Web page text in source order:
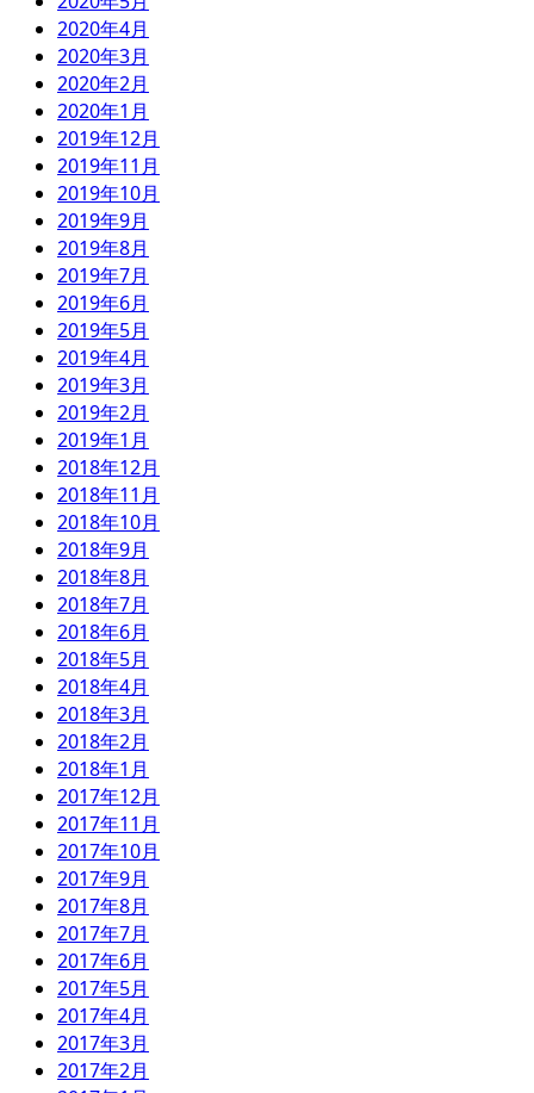
2020年4月
2020年3月
2020年2月
2020年1月
2019年12月
2019年11月
2019年10月
2019年9月
2019年8月
2019年7月
2019年6月
2019年5月
2019年4月
2019年3月
2019年2月
2019年1月
2018年12月
2018年11月
2018年10月
2018年9月
2018年8月
2018年7月
2018年6月
2018年5月
2018年4月
2018年3月
2018年2月
2018年1月
2017年12月
2017年11月
2017年10月
2017年9月
2017年8月
2017年7月
2017年6月
2017年5月
2017年4月
2017年3月
2017年2月